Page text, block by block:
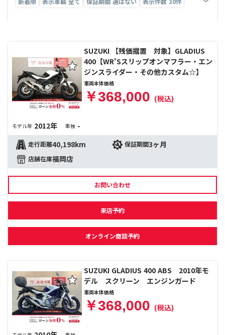
SUZUKI 【残価据置 対象】GLADIUS
400【WR'Sスリップオンマフラー・エン
ジンスライダー・その他カスタム☆】
車両本体価格
￥368,000 (税込)
モデル年 2012年 車検 -
走行距離40,198km 保証期間3ヶ月
店舗在庫福岡店
お問い合わせ
来店予約
オンライン商談予約
SUZUKI GLADIUS 400 ABS 2010年モ
デル スクリーン エンジンガード
車両本体価格
￥368,000 (税込)